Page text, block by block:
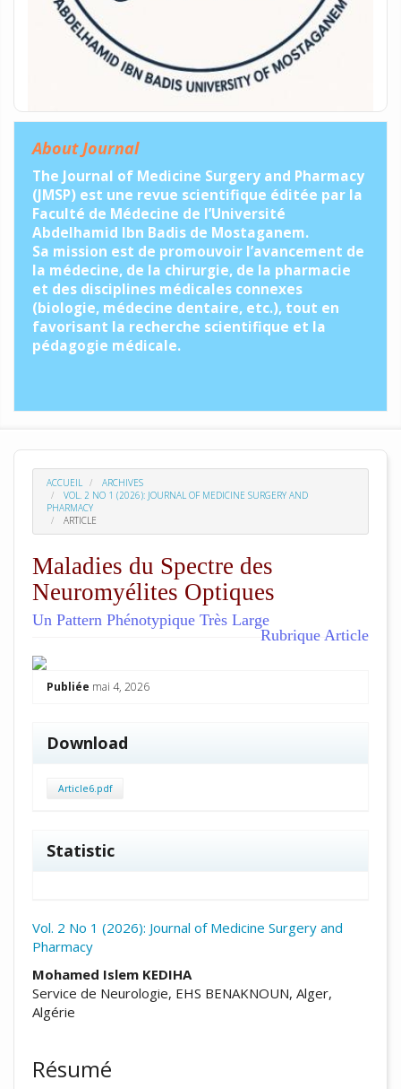
About Journal
The Journal of Medicine Surgery and Pharmacy
(JMSP) est une revue scientifique éditée par la
Faculté de Médecine de l’Université
Abdelhamid Ibn Badis de Mostaganem.
Sa mission est de promouvoir l’avancement de
la médecine, de la chirurgie, de la pharmacie
et des disciplines médicales connexes
(biologie, médecine dentaire, etc.), tout en
favorisant la recherche scientifique et la
pédagogie médicale.
ACCUEIL
ARCHIVES
VOL. 2 NO 1 (2026): JOURNAL OF MEDICINE SURGERY AND
PHARMACY
ARTICLE
Maladies du Spectre des
Neuromyélites Optiques
Un Pattern Phénotypique Très Large
Rubrique Article
Publiée mai 4, 2026
Download
Article6.pdf
Statistic
Vol. 2 No 1 (2026): Journal of Medicine Surgery and
Pharmacy
Mohamed Islem KEDIHA
Service de Neurologie, EHS BENAKNOUN, Alger,
Algérie
Résumé